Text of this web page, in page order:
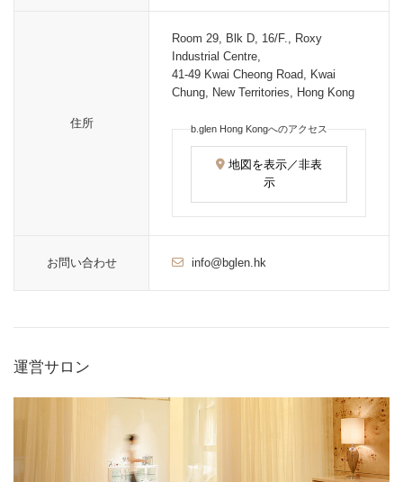
住所
Room 29, Blk D, 16/F., Roxy
Industrial Centre,
41-49 Kwai Cheong Road, Kwai
Chung, New Territories, Hong Kong
b.glen Hong Kongへのアクセス
地図を表示／非表
示
お問い合わせ info@bglen.hk
運営サロン